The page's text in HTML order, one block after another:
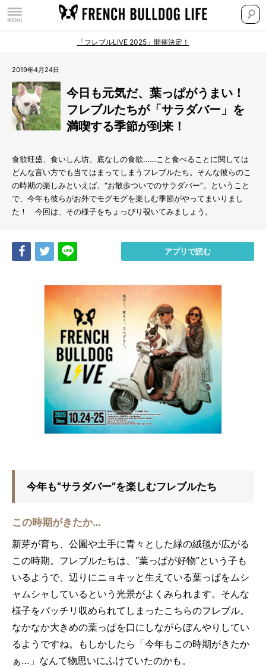
「フレブルLIVE 2025」開催決定！
2019年4月24日
今日も元気だ、葉っぱがうまい！
フレブルたちが「サラダバー」を
満喫する季節が到来！
食欲旺盛、食いしん坊、底なしの食欲……こと食べることに関しては
どんな言い方でも当てはまってしまうフレブルたち。そんな彼らのこ
の時期の楽しみといえば、“お散歩ついでのサラダバー”。ということ
で、今年も彼らがお外でモグモグを楽しむ季節がやってまいりまし
た！ 今回は、その様子をちょっぴり覗いてみましょう。
Share Tweet アプリで読む
今年も”サラダバー”を楽しむフレブルたち
この時期がきたか…
新芽が育ち、公園や土手に青々とした緑の絨毯が広がる
この時期。フレブルたちは、“葉っぱが好物”という子も
いるようで、辺りにニョキッと生えている葉っぱをムシ
ャムシャしているという光景がよくみられます。そんな
様子をバッチリ収められてしまったこちらのフレブル。
なかなか大きめの葉っぱを口にしながらぼんやりしてい
るようですね。もしかしたら「今年もこの時期がきたか
ぁ…」なんて物思いにふけていたのかも。